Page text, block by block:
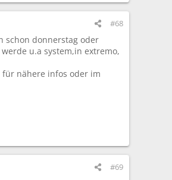
#68
schon donnerstag oder
u.a system,in extremo,
nähere infos oder im
#69